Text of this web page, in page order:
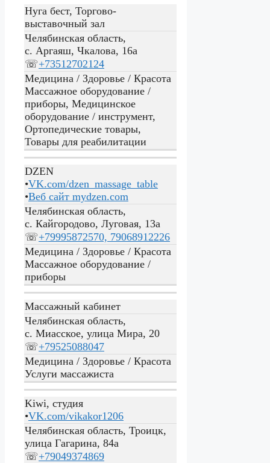
Нуга бест, Торгово-
выставочный зал
Челябинская область,
с. Аргаяш, Чкалова, 16а
☏+73512702124
Медицина / Здоровье / Красота
Массажное оборудование /
приборы, Медицинское
оборудование / инструмент,
Ортопедические товары,
Товары для реабилитации
DZEN
•VK.com/dzen_massage_table
•Веб сайт mydzen.com
Челябинская область,
с. Кайгородово, Луговая, 13а
☏+79995872570, 79068912226
Медицина / Здоровье / Красота
Массажное оборудование /
приборы
Массажный кабинет
Челябинская область,
с. Миасское, улица Мира, 20
☏+79525088047
Медицина / Здоровье / Красота
Услуги массажиста
Kiwi, студия
•VK.com/vikakor1206
Челябинская область, Троицк,
улица Гагарина, 84а
☏+79049374869